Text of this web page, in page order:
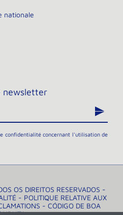
nationale
newsletter
confidentialitéconcernant l'utilisation de
OS DIREITOS RESERVADOS -
- POLITIQUE RELATIVE AUX
- CÓDIGO DE BOA